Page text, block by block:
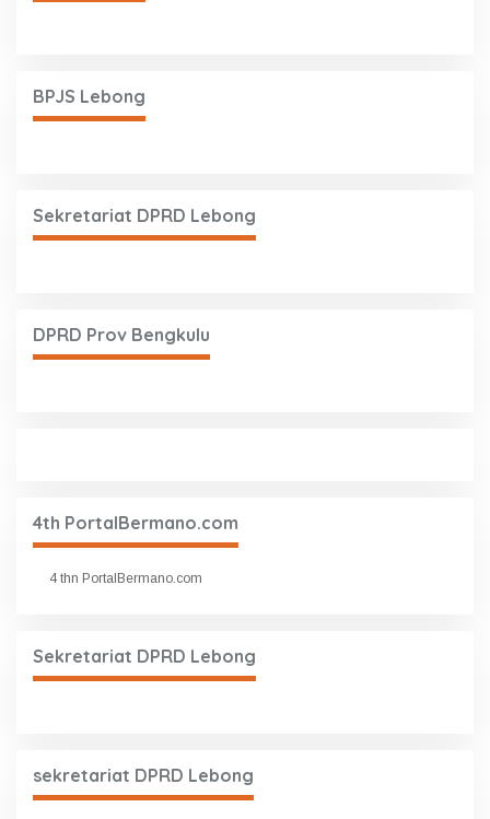
BPJS Lebong
Sekretariat DPRD Lebong
DPRD Prov Bengkulu
4th PortalBermano.com
4 thn PortalBermano.com
Sekretariat DPRD Lebong
sekretariat DPRD Lebong